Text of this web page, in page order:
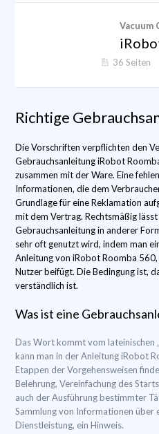
Vacuum
36 Seiten
Richtige
Die Vorschriften verpflichten den
Gebrauchsanleitung iRobot
zusammen mit der Ware. Eine
Informationen, die dem
Grundlage für eine Reklamation
mit dem Vertrag. Rechtsmäßig
Gebrauchsanleitung in anderer
sehr oft genutzt wird, indem man
Anleitung von iRobot Roomba
Nutzer beifügt. Die Bedingung ist,
verständlich ist.
Was ist eine
Das Wort kommt vom lateinischen
kann man in der Anleitung iRobot
Etappen der Vorgehensweisen
Belehrung, Vereinfachung des
auch der Ausführung bestimmter
Sammlung von Informationen über
Dienstleistung, ein Hinweis.